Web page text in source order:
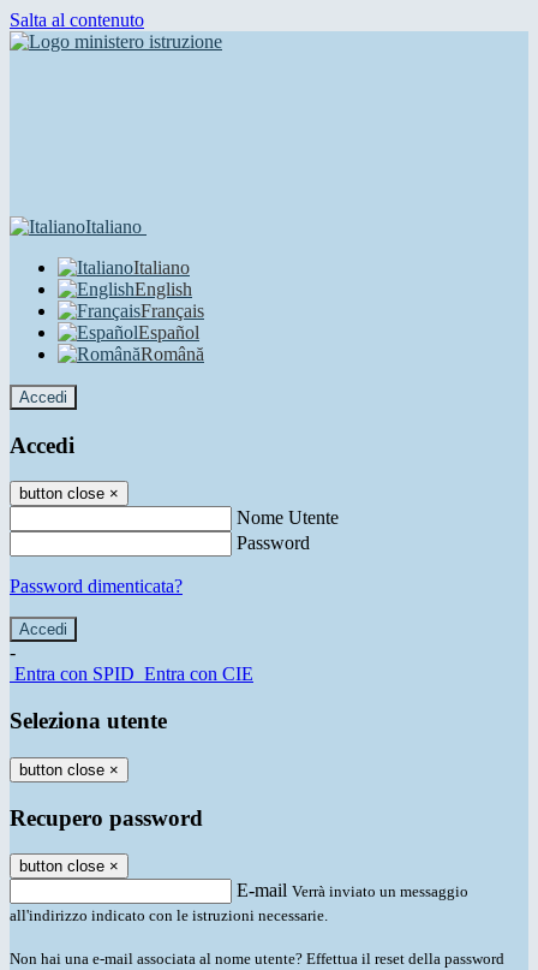
Salta al contenuto
Italiano
Italiano
English
Français
Español
Română
Accedi
Accedi
button close ×
Nome Utente
Password
Password dimenticata?
-
Entra con SPID Entra con CIE
Seleziona utente
button close ×
Recupero password
button close ×
E-mail Verrà inviato un messaggio
all'indirizzo indicato con le istruzioni necessarie.
Non hai una e-mail associata al nome utente? Effettua il reset della password